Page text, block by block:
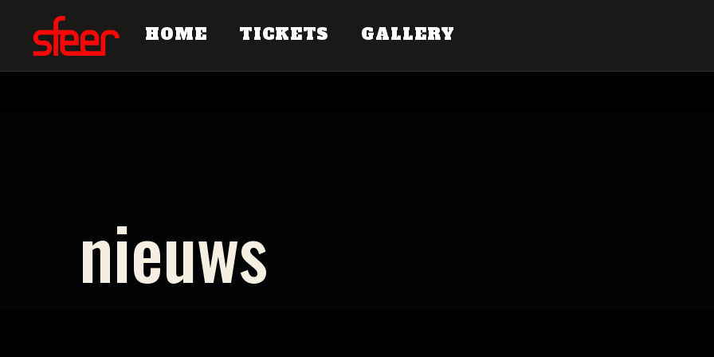
HOME TICKETS GALLERY
nieuws